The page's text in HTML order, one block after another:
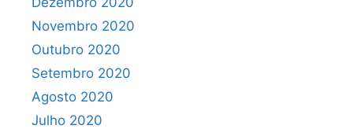
Novembro 2020
Outubro 2020
Setembro 2020
Agosto 2020
Julho 2020